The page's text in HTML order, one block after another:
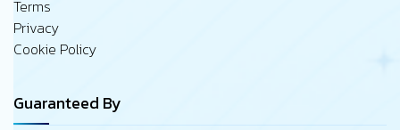
Terms
Privacy
Cookie Policy
Guaranteed By